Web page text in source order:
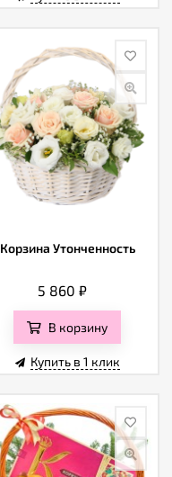
Корзина Утонченность
5 860 ₽
В корзину
Купить в 1 клик